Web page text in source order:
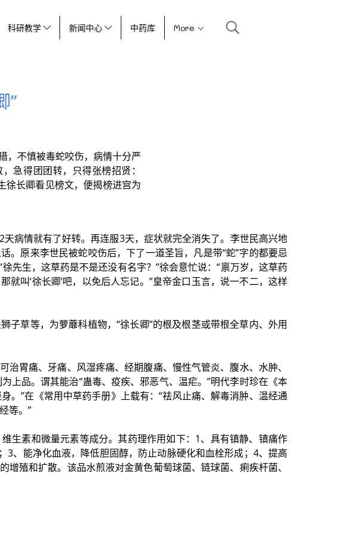
科研教学 新闻中心 中药库 More
”
，不慎被毒蛇咬伤，病情十分严
急得团团转，只得张榜招贤：
徐长卿看见榜文，便揭榜进宫为
病情就有了好转。再连服3天，症状就完全消失了。李世民高兴地
。原来李世民被蛇咬伤后，下了一道圣旨，凡是带“蛇”字的都要忌
先生，这草药是不是还没有名字？”徐会意忙说：“禀万岁，这草药
叫‘徐长卿’吧，以免后人忘记。”皇帝金口玉言，说一不二，这样
子草等，为萝蘼科植物，“徐长卿”的根及根茎或带根全草内、外用
胃痛、牙痛、风湿疼痛、经期腹痛、慢性气管炎、腹水、水肿、
上品。谓其能治“蛊毒、疫疾、邪恶气、温疟。”明代李时珍在《本
。”在《常用中草药手册》上载有：“祛风止痛、解毒消肿、温经通
等。”
生素和微量元素等成分。其药理作用如下：1、具有镇静、镇痛作
、能净化血液，降低胆固醇，防止动脉硬化和血栓形成；4、提高
殖和扩散。该品水煎液对金黄色葡萄球菌、链球菌、痢疾杆菌、